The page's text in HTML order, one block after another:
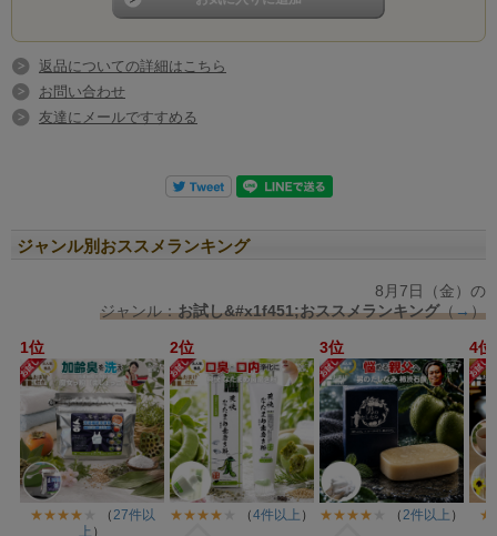
返品についての詳細はこちら
お問い合わせ
友達にメールですすめる
ジャンル別おススメランキング